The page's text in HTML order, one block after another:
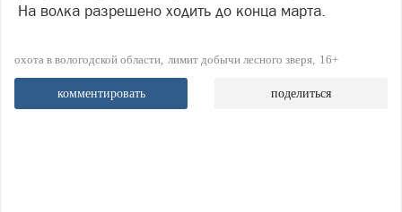
На волка разрешено ходить до конца марта.
охота в вологодской области лимит добычи лесного зверя 16+
комментировать поделиться